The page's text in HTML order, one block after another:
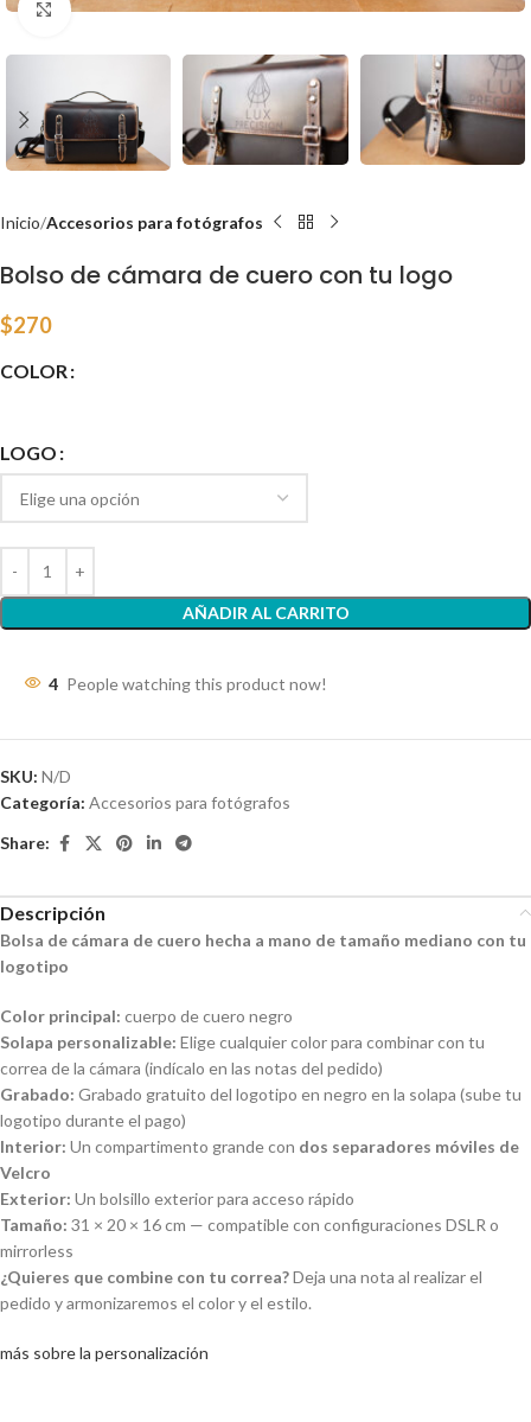
Click to enlarge
Inicio Accesorios para fotógrafos
Bolso de cámara de cuero con tu logo
$270
COLOR
LOGO
AÑADIR AL CARRITO
4 People watching this product now!
SKU: N/D
Categoría: Accesorios para fotógrafos
Share:
Descripción
Bolsa de cámara de cuero hecha a mano de tamaño mediano con tu
logotipo
Color principal: cuerpo de cuero negro
Solapa personalizable: Elige cualquier color para combinar con tu
correa de la cámara (indícalo en las notas del pedido)
Grabado: Grabado gratuito del logotipo en negro en la solapa (sube tu
logotipo durante el pago)
Interior: Un compartimento grande con dos separadores móviles de
Velcro
Exterior: Un bolsillo exterior para acceso rápido
Tamaño: 31 × 20 × 16 cm — compatible con configuraciones DSLR o
mirrorless
¿Quieres que combine con tu correa?Deja una nota al realizar el
pedido y armonizaremos el color y el estilo.
más sobre la personalización